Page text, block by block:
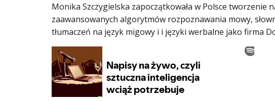
Monika Szczygielska zapoczątkowała w Polsce tworzenie
zaawansowanych algorytmów rozpoznawania mowy,
tłumaczeń na język migowy i i języki werbalne jako firma